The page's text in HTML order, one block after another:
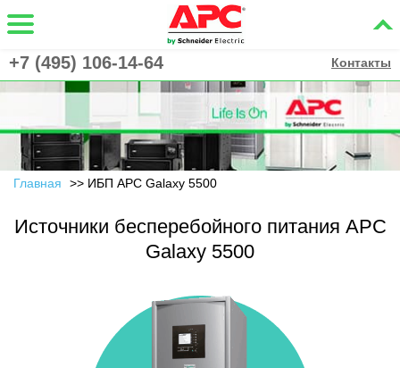
+7 (495) 106-14-64 Контакты
Главная ИБП APC Galaxy 5500
Источники бесперебойного питания APC
Galaxy 5500